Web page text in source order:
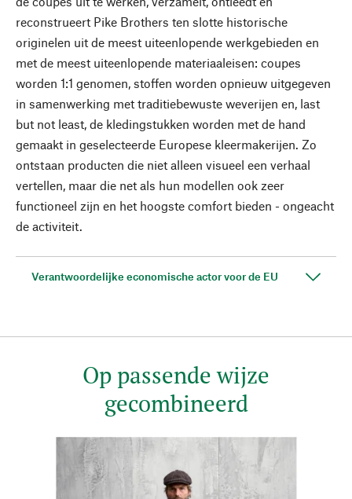
reconstrueert Pike Brothers ten slotte historische
originelen uit de meest uiteenlopende werkgebieden en
met de meest uiteenlopende materiaaleisen: coupes
worden 1:1 genomen, stoffen worden opnieuw uitgegeven
in samenwerking met traditiebewuste weverijen en, last
but not least, de kledingstukken worden met de hand
gemaakt in geselecteerde Europese kleermakerijen. Zo
ontstaan producten die niet alleen visueel een verhaal
vertellen, maar die net als hun modellen ook zeer
functioneel zijn en het hoogste comfort bieden - ongeacht
de activiteit.
Verantwoordelijke economische actor voor de EU
Op passende wijze
gecombineerd